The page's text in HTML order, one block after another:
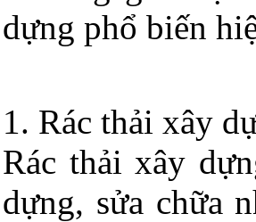
dựng phổ biến
1. Rác thải xây
Rác thải xây
dựng, sửa chữa